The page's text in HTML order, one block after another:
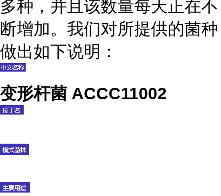
多种，并且该数量每天正在不
断增加。我们对所提供的菌种
做出如下说明：
变形杆菌 ACCC11002